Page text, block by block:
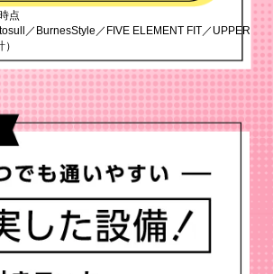
点
／BurnesStyle／FIVE ELEMENT FIT／UPPER